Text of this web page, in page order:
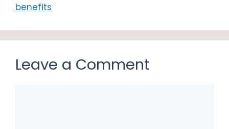
benefits
Leave a Comment